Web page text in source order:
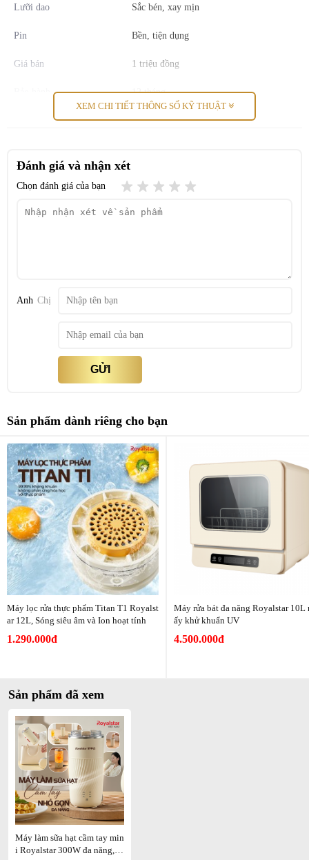
Đặt máy làm sữa hạt cầm tay mini Royalstar 300W lên
Máy làm sữa hạt Joyoung DJ13E-Q3, sản phẩm Royalstar mini
chức năng trong một thân máy. Trong khi Ranbem RBM-769S tập
chống tràn, thì phiên bản Royalstar mini 300W lại hướng đến sự
tiện lợi cho cá nhân và gia đình nhỏ. So với phiên bản cấp thấp hơn
của cùng thương hiệu như Máy làm sữa hạt Royalstar mini 200W,
bản 300W vượt trội về công suất, khả năng xay mịn hạt cứng và
Lưỡi dao Sắc bén, xay mịn
Pin Bền, tiện dụng
Giá bán 1 triệu đồng
12 tháng
XEM CHI TIẾT THÔNG SỐ KỸ THUẬT
Đánh giá và nhận xét
Chọn đánh giá của bạn
Anh Chị
GỬI
Sản phẩm dành riêng cho bạn
Máy lọc rửa thực phẩm Titan T1 Royalst
ar 12L, Sóng siêu âm và Ion hoạt tính
1.290.000đ
Máy rửa bát đa năng Royalstar 10L
ấy khử khuẩn UV
4.500.000đ
Sản phẩm đã xem
Máy làm sữa hạt cầm tay min
i Royalstar 300W đa năng, x